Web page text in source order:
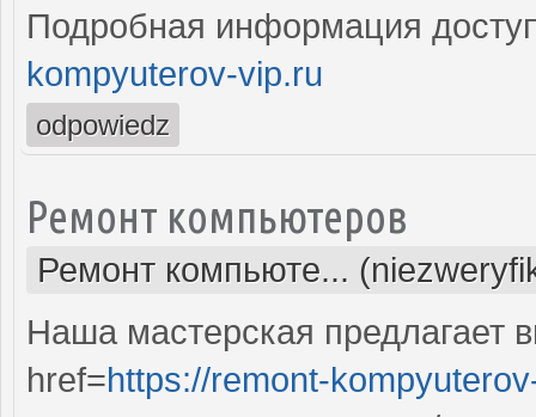
Подробная информация
kompyuterov-vip.ru
odpowiedz
Ремонт компьютеров
Ремонт компьюте...
Наша мастерская предлагает
href=https://remont-